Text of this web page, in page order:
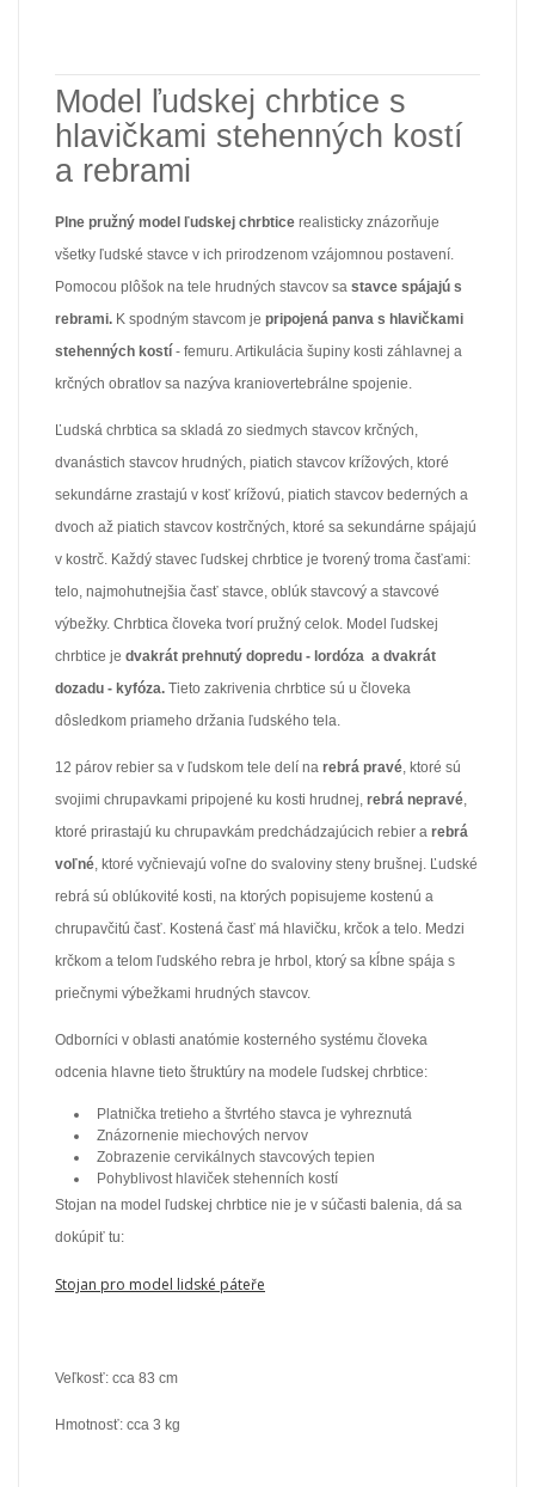
Model ľudskej chrbtice s
hlavičkami stehenných kostí
a rebrami
Plne pružný model ľudskej chrbtice realisticky znázorňuje
všetky ľudské stavce v ich prirodzenom vzájomnou postavení.
Pomocou plôšok na tele hrudných stavcov sa stavce spájajú s
rebrami. K spodným stavcom je pripojená panva s hlavičkami
stehenných kostí - femuru. Artikulácia šupiny kosti záhlavnej a
krčných obratlov sa nazýva kraniovertebrálne spojenie.
Ľudská chrbtica sa skladá zo siedmych stavcov krčných,
dvanástich stavcov hrudných, piatich stavcov krížových, ktoré
sekundárne zrastajú v kosť krížovú, piatich stavcov bederných a
dvoch až piatich stavcov kostrčných, ktoré sa sekundárne spájajú
v kostrč. Každý stavec ľudskej chrbtice je tvorený troma časťami:
telo, najmohutnejšia časť stavce, oblúk stavcový a stavcové
výbežky. Chrbtica človeka tvorí pružný celok. Model ľudskej
chrbtice je dvakrát prehnutý dopredu - lordóza a dvakrát
dozadu - kyfóza. Tieto zakrivenia chrbtice sú u človeka
dôsledkom priameho držania ľudského tela.
12 párov rebier sa v ľudskom tele delí na rebrá pravé, ktoré sú
svojimi chrupavkami pripojené ku kosti hrudnej, rebrá nepravé,
ktoré prirastajú ku chrupavkám predchádzajúcich rebier a rebrá
voľné, ktoré vyčnievajú voľne do svaloviny steny brušnej. Ľudské
rebrá sú oblúkovité kosti, na ktorých popisujeme kostenú a
chrupavčitú časť. Kostená časť má hlavičku, krčok a telo. Medzi
krčkom a telom ľudského rebra je hrbol, ktorý sa kĺbne spája s
priečnymi výbežkami hrudných stavcov.
Odborníci v oblasti anatómie kosterného systému človeka
odcenia hlavne tieto štruktúry na modele ľudskej chrbtice:
Platnička tretieho a štvrtého stavca je vyhreznutá
Znázornenie miechových nervov
Zobrazenie cervikálnych stavcových tepien
Pohyblivost hlaviček stehenních kostí
Stojan na model ľudskej chrbtice nie je v súčasti balenia, dá sa
dokúpiť tu:
Stojan pro model lidské páteře
Veľkosť: cca 83 cm
Hmotnosť: cca 3 kg